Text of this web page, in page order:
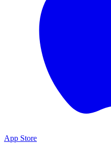
App Store